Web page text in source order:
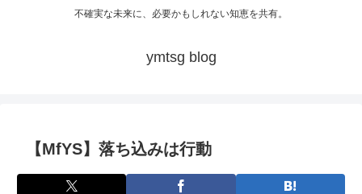
不確実な未来に、必要かもしれない知恵を共有。
ymtsg blog
【MfYS】落ち込みは行動